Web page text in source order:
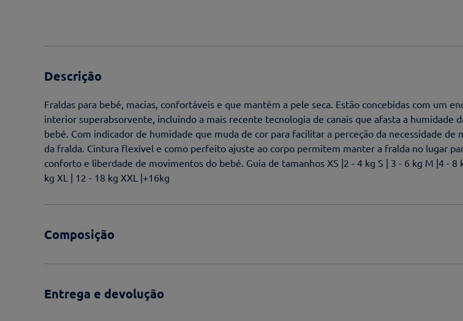
Descrição
Fraldas para bebé, macias, confortáveis e que mantêm a pele seca. Estão concebidas com um
interior superabsorvente, incluindo a mais recente tecnologia de canais que afasta a humidade
bebé. Com indicador de humidade que muda de cor para facilitar a perceção da necessidade de
da fralda. Cintura flexível e como perfeito ajuste ao corpo permitem manter a fralda no lugar
conforto e liberdade de movimentos do bebé. Guia de tamanhos XS |2 - 4 kg S | 3 - 6 kg M |4 - 8
kg XL | 12 - 18 kg XXL |+16kg
Composição
Entrega e devolução